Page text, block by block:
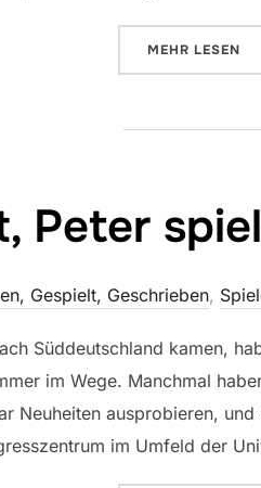
MEHR ÜBER
LESEN
Peter
Gespielt, Geschrieben,
Süddeutschland kamen,
im Wege. Manchmal
Neuheiten ausprobieren,
im Umfeld der